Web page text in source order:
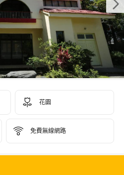
花園
免費無線網路